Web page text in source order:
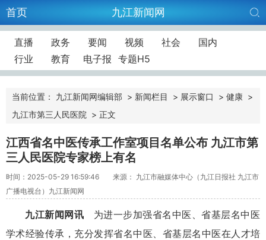
首页 九江新闻网
直播 政务 要闻 视频 社会
国内
行业
教育 电子报 专题H5
当前位置： 九江新闻网编辑部 > 新闻栏目 > 展示窗口 > 健康 >
九江市第三人民医院 > 正文
江西省名中医传承工作室项目名单公布 九江市第
三人民医院专家榜上有名
时间：2025-05-29 16:59:46
来源： 九江市融媒体中心（九江日报社 九江市
广播电视台）九江新闻网
九江新闻网讯 为进一步加强省名中医、省基层名中医
学术经验传承，充分发挥省名中医、省基层名中医在人才培